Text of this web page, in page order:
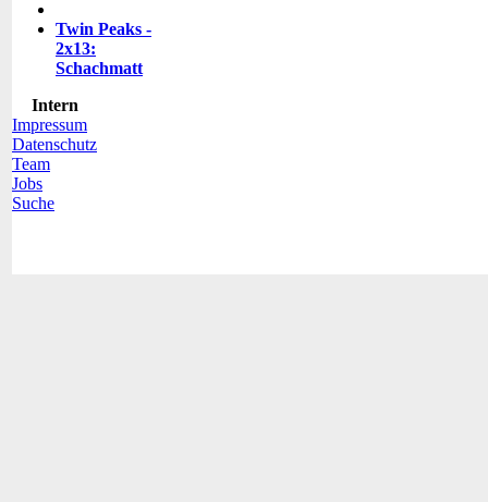
Twin Peaks -
2x13:
Schachmatt
Intern
Impressum
Datenschutz
Team
Jobs
Suche